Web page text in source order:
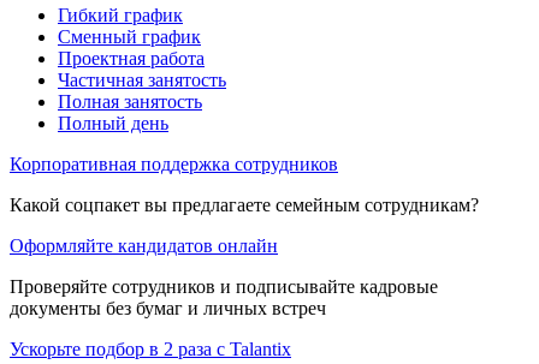
Гибкий график
Сменный график
Проектная работа
Частичная занятость
Полная занятость
Полный день
Корпоративная поддержка сотрудников
Какой соцпакет вы предлагаете семейным сотрудникам?
Оформляйте кандидатов онлайн
Проверяйте сотрудников и подписывайте кадровые
документы без бумаг и личных встреч
Ускорьте подбор в 2 раза с Talantix